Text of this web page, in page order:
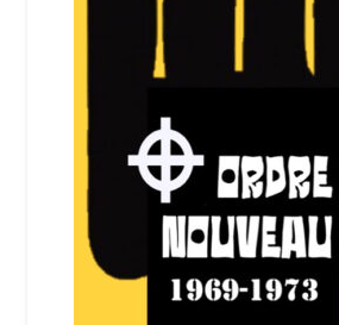
Nous Contacter
Panier
Politique de confidentialité et cookies
Qui sommes-nous ?
Soutien à Philippe Randa